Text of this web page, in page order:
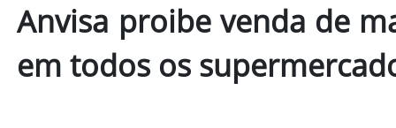
Anvisa proibe venda de
em todos os